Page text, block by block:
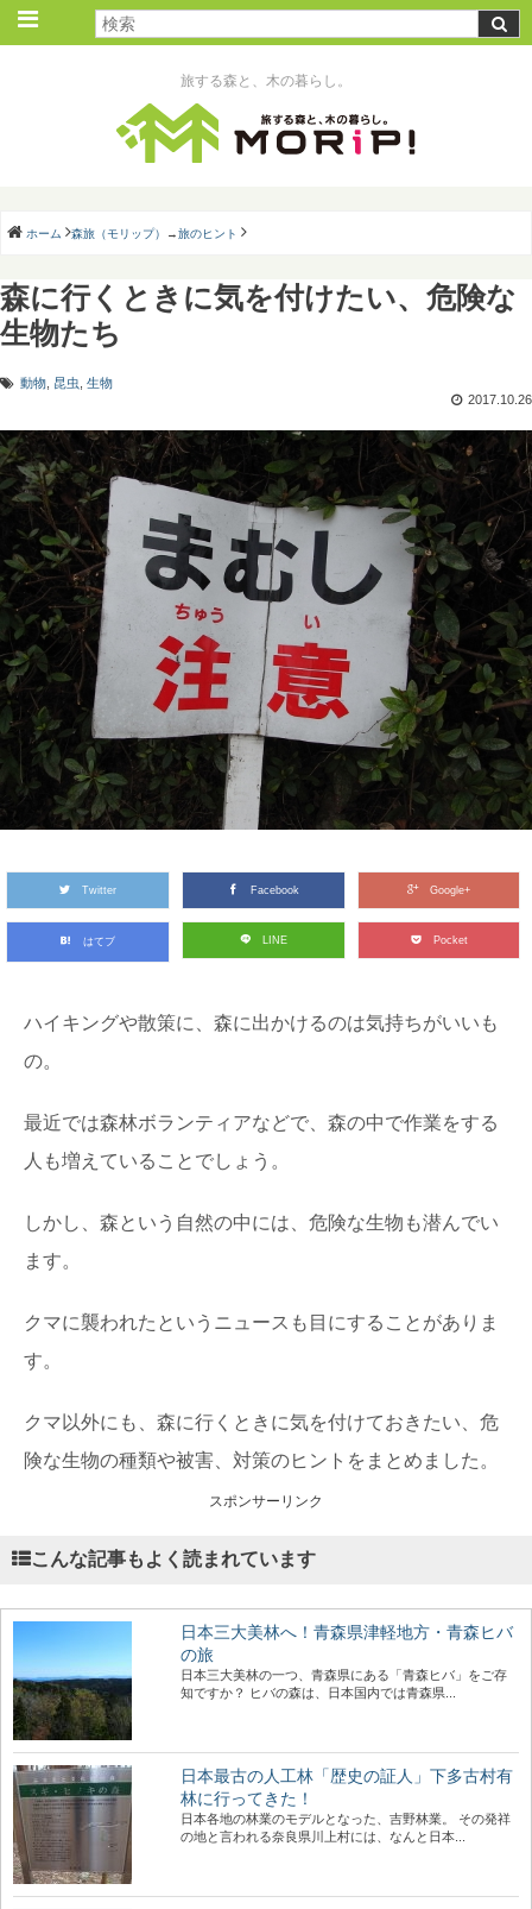
旅する森と、木の暮らし。
ホーム 森旅（モリップ） →旅のヒント
森に行くときに気を付けたい、危険な
生物たち
動物 昆虫 生物
2017.10.26
Twitter Facebook Google+
はてブ LINE Pocket
ハイキングや散策に、森に出かけるのは気持ちがいいも
の。
最近では森林ボランティアなどで、森の中で作業をする
人も増えていることでしょう。
しかし、森という自然の中には、危険な生物も潜んでい
ます。
クマに襲われたというニュースも目にすることがありま
す。
クマ以外にも、森に行くときに気を付けておきたい、危
険な生物の種類や被害、対策のヒントをまとめました。
スポンサーリンク
こんな記事もよく読まれています
日本三大美林へ！青森県津軽地方・青森ヒバ
の旅
日本三大美林の一つ、青森県にある「青森ヒバ」をご存
知ですか？ ヒバの森は、日本国内では青森県...
日本最古の人工林「歴史の証人」下多古村有
林に行ってきた！
日本各地の林業のモデルとなった、吉野林業。 その発祥
の地と言われる奈良県川上村には、なんと日本...